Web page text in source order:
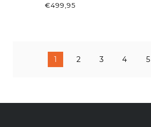
€499,95
1 2 3 4 5